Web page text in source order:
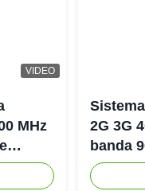
VIDEO
MHz
2G 3G
banda